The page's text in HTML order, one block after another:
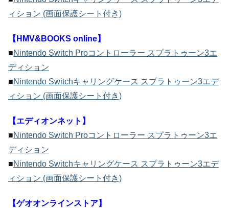
ィション (画面保護シート付き)
【HMV&BOOKS online】
■Nintendo Switch Proコントローラー スプラトゥーン3エ
ディション
■Nintendo Switchキャリングケース スプラトゥーン3エデ
ィション (画面保護シート付き)
【エディオンネット】
■Nintendo Switch Proコントローラー スプラトゥーン3エ
ディション
■Nintendo Switchキャリングケース スプラトゥーン3エデ
ィション (画面保護シート付き)
【ゲオオンラインストア】